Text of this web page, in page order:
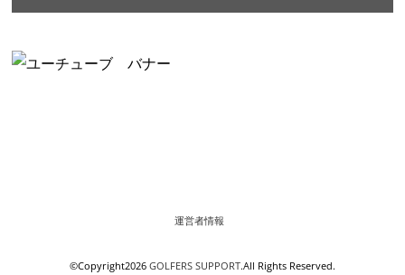
運営者情報
©Copyright2026 GOLFERS SUPPORT.All Rights Reserved.